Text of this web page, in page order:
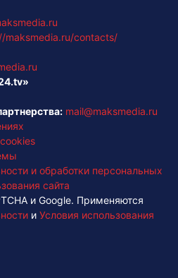
maksmedia.ru/contacts/
mail@maksmedia.ru
и обработки персональных
сайта
и Google. Применяются
и Условия использования